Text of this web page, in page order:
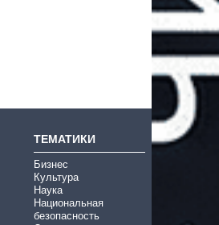
ТЕМАТИКИ
Бизнес
Культура
Наука
Национальная
безопасность